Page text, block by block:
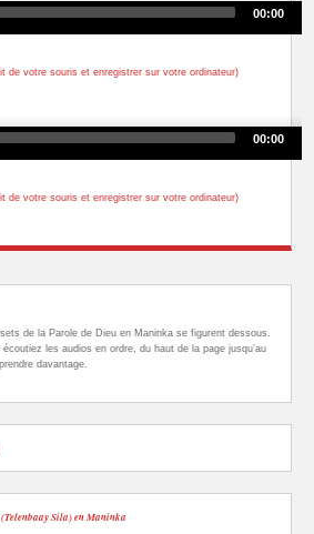
00:00
de votre souris et enregistrer sur votre ordinateur)
00:00
de votre souris et enregistrer sur votre ordinateur)
de la Parole de Dieu en Maninka se figurent dessous.
les audios en ordre, du haut de la page jusqu’au
davantage.
Sila) en Maninka